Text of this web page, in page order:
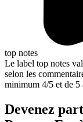
top notes
Le label top notes
selon les
minimum 4/5 et de 5
Devenez